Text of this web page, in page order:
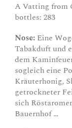
A Vatting from
bottles: 283
Nose: Eine
Tabakduft und
dem
sogleich eine
Kräuterhonig,
getrockneter
sich
Bauernhof …